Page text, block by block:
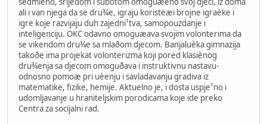
ali i van njega da se dru¾e, igraju koristeæi brojne igraèke i
igre koje razvijaju duh zajedni¹tva, samopouzdanje i
inteligenciju. OKC odavno omoguæava svojim volonterima da
se vikendom dru¾e sa mlaðom djecom. Banjaluèka gimnazija
takoðe ima projekat volonterizma koji pored klasiènog
dru¾enja sa djecom omoguðava i instruktivnu nastavu-
odnosno pomoæ pri uèenju i savladavanju gradiva iz
matematike, fizike, hemije. Aktuelno je, i dosta uspje¹no i
udomljavanje u hraniteljskim porodicama koje ide preko
Centra za socijalni rad.